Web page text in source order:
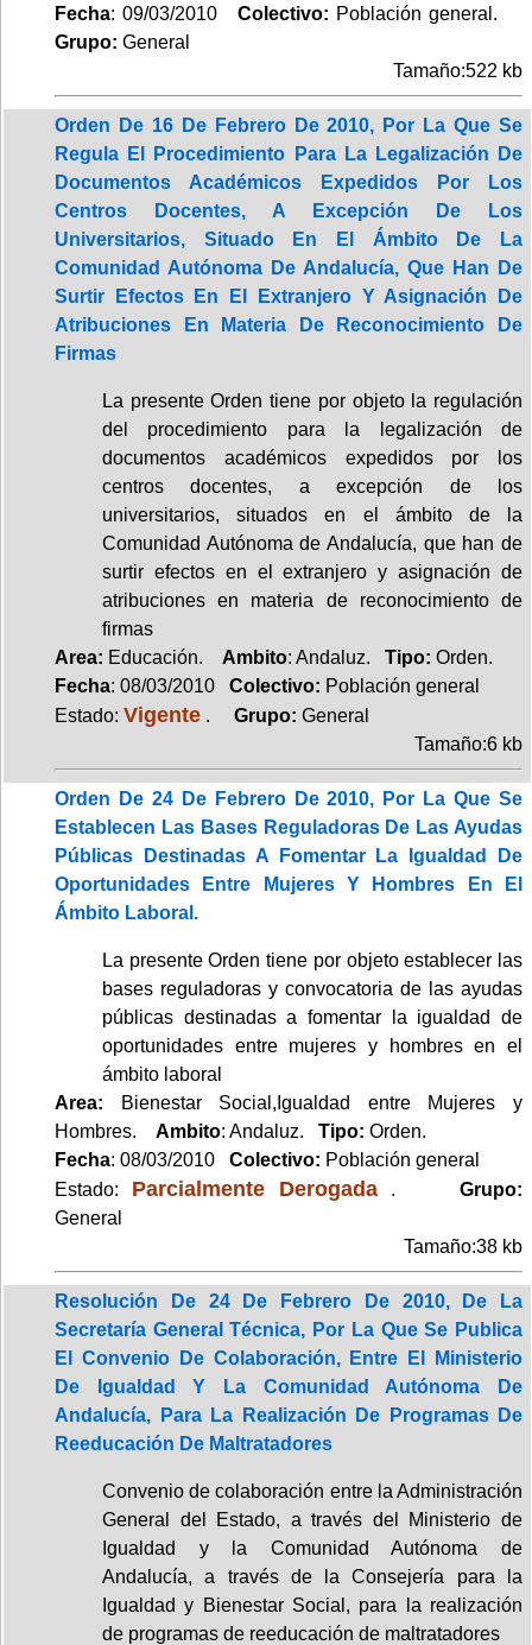
Fecha: 09/03/2010Colectivo: Población general.
Grupo: General
Tamaño:522 kb
Orden De 16 De Febrero De 2010, Por La Que Se
Regula El Procedimiento Para La Legalización De
Documentos Académicos Expedidos Por Los
Centros Docentes, A Excepción De Los
Universitarios, Situado En El Ámbito De La
Comunidad Autónoma De Andalucía, Que Han De
Surtir Efectos En El Extranjero Y Asignación De
Atribuciones En Materia De Reconocimiento De
Firmas
La presente Orden tiene por objeto la regulación
del procedimiento para la legalización de
documentos académicos expedidos por los
centros docentes, a excepción de los
universitarios, situados en el ámbito de la
Comunidad Autónoma de Andalucía, que han de
surtir efectos en el extranjero y asignación de
atribuciones en materia de reconocimiento de
firmas
Area: Educación. Ambito: Andaluz. Tipo: Orden.
Fecha: 08/03/2010 Colectivo: Población general
Estado: Vigente . Grupo: General
Tamaño:6 kb
Orden De 24 De Febrero De 2010, Por La Que Se
Establecen Las Bases Reguladoras De Las Ayudas
Públicas Destinadas A Fomentar La Igualdad De
Oportunidades Entre Mujeres Y Hombres En El
Ámbito Laboral.
La presente Orden tiene por objeto establecer las
bases reguladoras y convocatoria de las ayudas
públicas destinadas a fomentar la igualdad de
oportunidades entre mujeres y hombres en el
ámbito laboral
Area: Bienestar Social,Igualdad entre Mujeres y
Hombres. Ambito: Andaluz. Tipo: Orden.
Fecha: 08/03/2010 Colectivo: Población general
Estado: Parcialmente Derogada.
Grupo:
General
Tamaño:38 kb
Resolución De 24 De Febrero De 2010, De La
Secretaría General Técnica, Por La Que Se Publica
El Convenio De Colaboración, Entre El Ministerio
De Igualdad Y La Comunidad Autónoma De
Andalucía, Para La Realización De Programas De
Reeducación De Maltratadores
Convenio de colaboración entre la Administración
General del Estado, a través del Ministerio de
Igualdad y la Comunidad Autónoma de
Andalucía, a través de la Consejería para la
Igualdad y Bienestar Social, para la realización
de programas de reeducación de maltratadores